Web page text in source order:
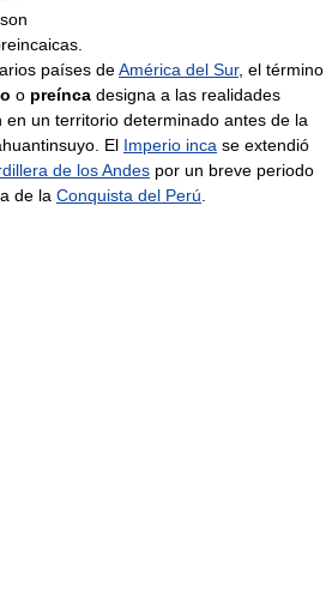
países deAmérica del Sur, el término
o preínca designa a las realidades
en un territorio determinado antes de la
El Imperio inca se extendió
de los Andes por un breve periodo
de la Conquista del Perú.